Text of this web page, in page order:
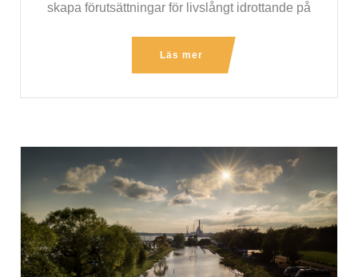
skapa förutsättningar för livslångt idrottande på
Läs mer